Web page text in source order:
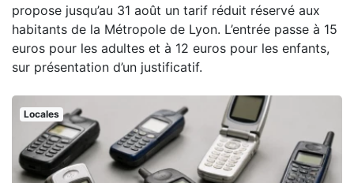
propose jusqu’au 31 août un tarif réduit réservé aux
habitants de la Métropole de Lyon. L’entrée passe à 15
euros pour les adultes et à 12 euros pour les enfants,
sur présentation d’un justificatif.
Locales